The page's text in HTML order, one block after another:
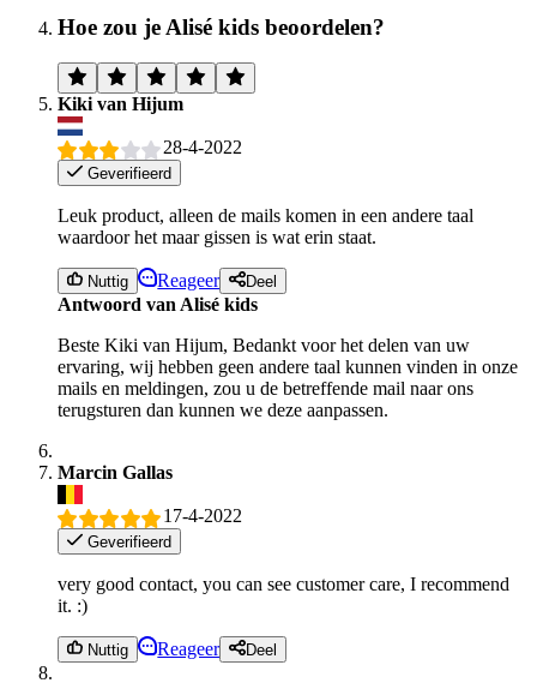
Hoe zou je Alisé kids beoordelen?
Kiki van Hijum
28-4-2022
Geverifieerd
Leuk product, alleen de mails komen in een andere taal
waardoor het maar gissen is wat erin staat.
Nuttig Reageer Deel
Antwoord van Alisé kids
Beste Kiki van Hijum, Bedankt voor het delen van uw
ervaring, wij hebben geen andere taal kunnen vinden in onze
mails en meldingen, zou u de betreffende mail naar ons
terugsturen dan kunnen we deze aanpassen.
Marcin Gallas
17-4-2022
Geverifieerd
very good contact, you can see customer care, I recommend
it. :)
Nuttig Reageer Deel